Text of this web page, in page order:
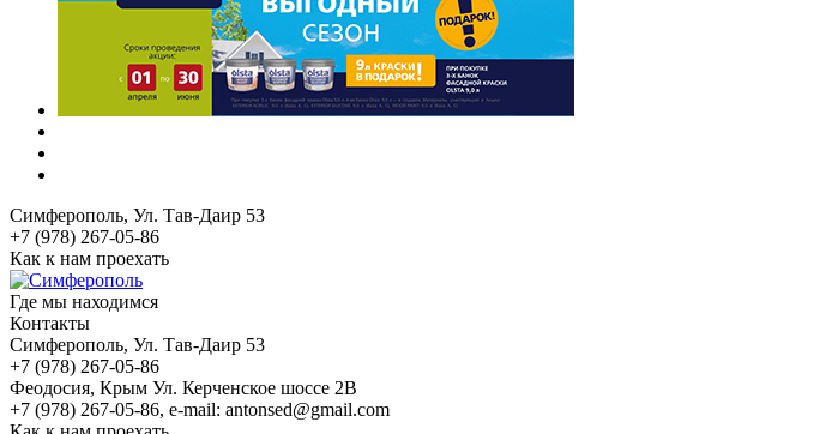
Симферополь, Ул. Тав-Даир 53
+7 (978) 267-05-86
Как к нам проехать
Где мы находимся
Контакты
Симферополь, Ул. Тав-Даир 53
+7 (978) 267-05-86
Феодосия, Крым Ул. Керченское шоссе 2В
+7 (978) 267-05-86, e-mail: antonsed@gmail.com